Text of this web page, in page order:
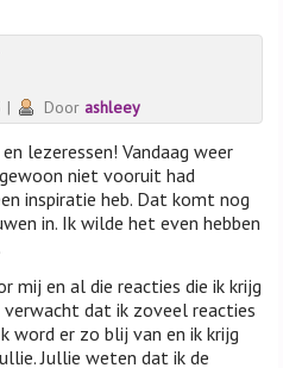
| Door ashleey
lezeressen! Vandaag weer
niet vooruit had
inspiratie heb. Dat komt nog
in. Ik wilde het even hebben
mij en al die reacties die ik krijg
dat ik zoveel reacties
word er zo blij van en ik krijg
Jullie weten dat ik de